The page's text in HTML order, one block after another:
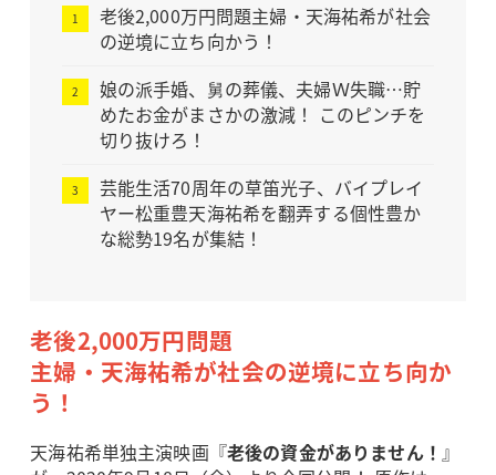
老後2,000万円問題主婦・天海祐希が社会
の逆境に立ち向かう！
娘の派手婚、舅の葬儀、夫婦Ｗ失職…貯
めたお金がまさかの激減！ このピンチを
切り抜けろ！
芸能生活70周年の草笛光子、バイプレイ
ヤー松重豊天海祐希を翻弄する個性豊か
な総勢19名が集結！
老後2,000万円問題
主婦・天海祐希が社会の逆境に立ち向か
う！
天海祐希単独主演映画『老後の資金がありません！ 』